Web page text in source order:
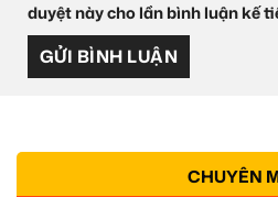
duyệt này cho lần bình luận kế
CHUYÊN